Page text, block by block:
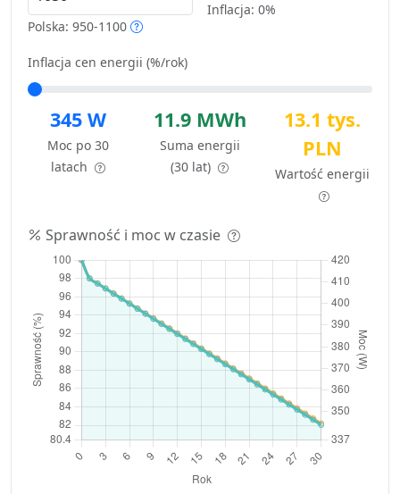
Polska: 950-1100
Inflacja: 0%
Inflacja cen energii (%/rok)
345 W
Moc po 30
latach
11.9 MWh
Suma energii
(30 lat)
13.1 tys.
PLN
Wartość energii
Sprawność i moc w czasie